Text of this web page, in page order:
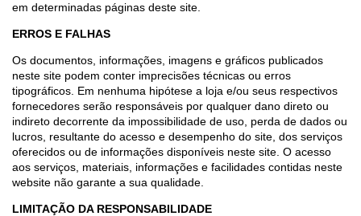
em determinadas páginas deste site.
ERROS E FALHAS
Os documentos, informações, imagens e gráficos publicados
neste site podem conter imprecisões técnicas ou erros
tipográficos. Em nenhuma hipótese a loja e/ou seus respectivos
fornecedores serão responsáveis por qualquer dano direto ou
indireto decorrente da impossibilidade de uso, perda de dados ou
lucros, resultante do acesso e desempenho do site, dos serviços
oferecidos ou de informações disponíveis neste site. O acesso
aos serviços, materiais, informações e facilidades contidas neste
website não garante a sua qualidade.
LIMITAÇÃO DA RESPONSABILIDADE